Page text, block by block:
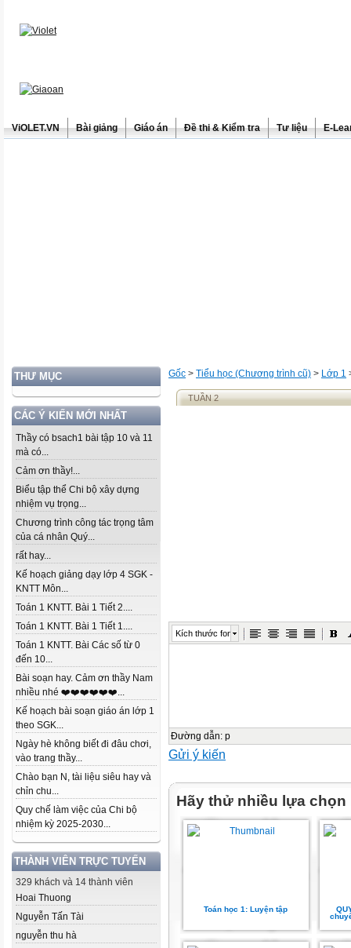
ViOLET.VN Bài giảng Giáo án Đề thi & Kiểm tra Tư liệu E-
THƯ MỤC
CÁC Ý KIẾN MỚI NHẤT
Thầy có bsach1 bài tập 10 và 11
mà có...
Cảm ơn thầy!...
Biểu tập thể Chi bộ xây dựng
nhiệm vụ trọng...
Chương trình công tác trọng tâm
của cá nhân Quý...
rất hay...
Kế hoạch giảng dạy lớp 4 SGK -
KNTT Môn...
Toán 1 KNTT. Bài 1 Tiết 2....
Toán 1 KNTT. Bài 1 Tiết 1....
Toán 1 KNTT. Bài Các số từ 0
đến 10...
Bài soạn hay. Cảm ơn thầy Nam
nhiều nhé ❤️❤️❤️❤️❤️❤️...
Kế hoạch bài soạn giáo án lớp 1
theo SGK...
Ngày hè không biết đi đâu chơi,
vào trang thầy...
Chào bạn N, tài liệu siêu hay và
chỉn chu...
Quy chế làm việc của Chi bộ
nhiệm kỳ 2025-2030...
THÀNH VIÊN TRỰC TUYẾN
329 khách và 14 thành viên
Hoai Thuong
Nguyễn Tấn Tài
nguyễn thu hà
Gốc > Tiểu học (Chương trình cũ) > Lớp 1
TUẦN 2
Kích thước font
Đường dẫn: p
Gửi ý kiến
Hãy thử nhiều lựa chọn
Toán học 1: Luyện tập